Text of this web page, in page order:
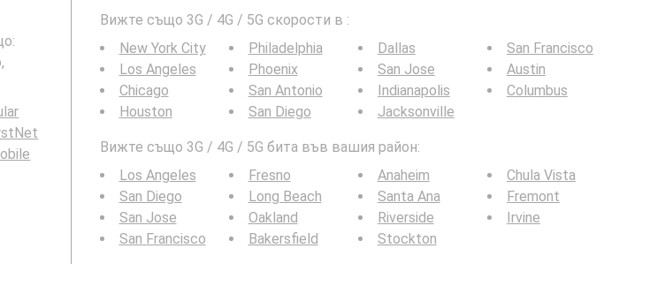
Вижте също 3G / 4G / 5G скорости в :
New York City
Los Angeles
Chicago
Houston
Philadelphia
Phoenix
San Antonio
San Diego
Dallas
San Jose
Indianapolis
Jacksonville
San Francisco
Austin
Columbus
Вижте също 3G / 4G / 5G бита във вашия район:
Los Angeles
San Diego
San Jose
San Francisco
Fresno
Long Beach
Oakland
Bakersfield
Anaheim
Santa Ana
Riverside
Stockton
Chula Vista
Fremont
Irvine